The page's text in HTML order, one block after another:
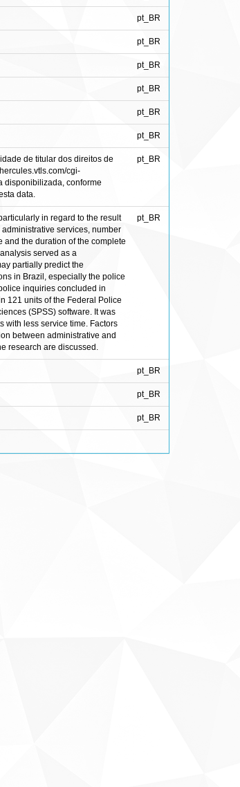
pt_BR
pt_BR
pt_BR
pt_BR
pt_BR
pt_BR
de titular dos direitos de
cgi-
disponibilizada, conforme
data.
pt_BR
in regard to the result
services, number
and the duration of the complete
served as a
partially predict the
in Brazil, especially the police
inquiries concluded in
121 units of the Federal Police
(SPSS) software. It was
with less service time. Factors
between administrative and
research are discussed.
pt_BR
pt_BR
pt_BR
pt_BR